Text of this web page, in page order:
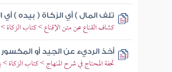
تلف المال ) أي الزكاة ( بيده ) أي
كشاف القناع عن متن الإقناع > كتاب الزكاة
أخذ الرديء عن الجيد أو
تحفة المحتاج في شرح المنهاج > كتاب الزكاة